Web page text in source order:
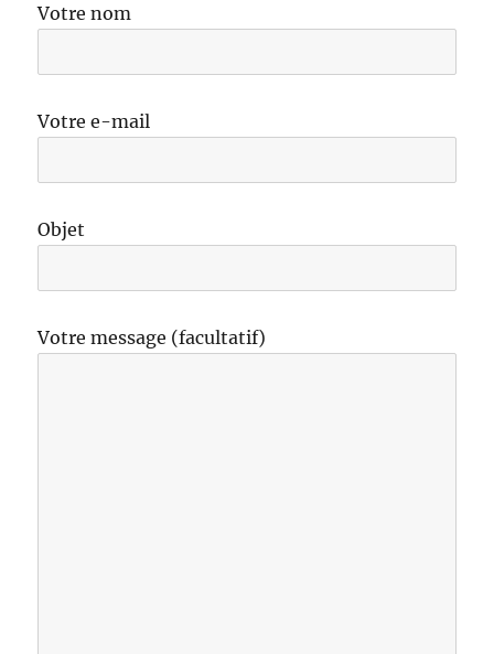
Votre nom
Votre e-mail
Objet
Votre message (facultatif)